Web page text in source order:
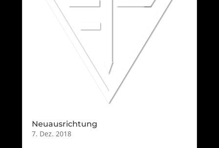
Neuausrichtung
7. Dez. 2018